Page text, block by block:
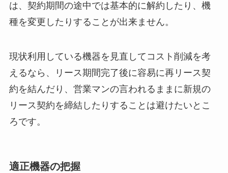
は、契約期間の途中では基本的に解約したり、機
種を変更したりすることが出来ません。
現状利用している機器を見直してコスト削減を考
えるなら、リース期間完了後に容易に再リース契
約を結んだり、営業マンの言われるままに新規の
リース契約を締結したりすることは避けたいとこ
ろです。
適正機器の把握